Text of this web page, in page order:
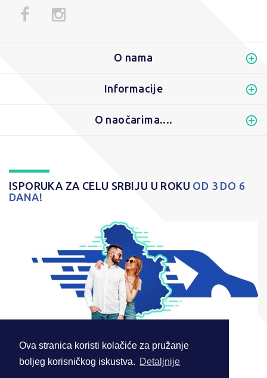
Ova stranica koristi kolačiće za pružanje
boljeg korisničkog iskustva. Detaljnije
O nama
Informacije
O naočarima....
ISPORUKA ZA CELU SRBIJU U ROKU OD 3 DO 6
DANA!